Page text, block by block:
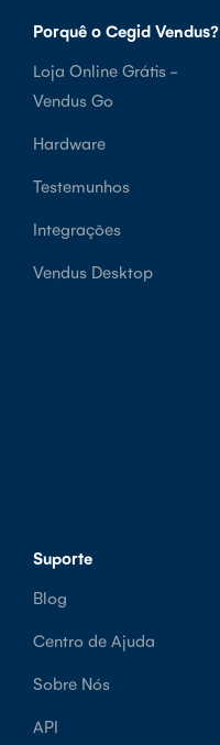
Porquê o Cegid Vendus?
Loja Online Grátis -
Vendus Go
Hardware
Testemunhos
Integrações
Vendus Desktop
Suporte
Blog
Centro de Ajuda
Sobre Nós
API